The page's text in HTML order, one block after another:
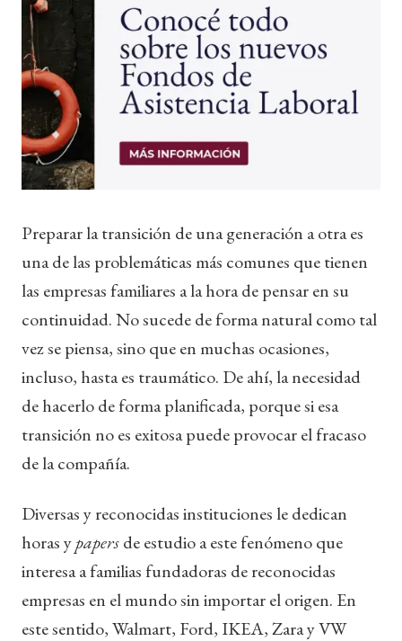
Preparar la transición de una generación a otra es
una de las problemáticas más comunes que tienen
las empresas familiares a la hora de pensar en su
continuidad. No sucede de forma natural como tal
vez se piensa, sino que en muchas ocasiones,
incluso, hasta es traumático. De ahí, la necesidad
de hacerlo de forma planificada, porque si esa
transición no es exitosa puede provocar el fracaso
de la compañía.
Diversas y reconocidas instituciones le dedican
horas ypapersde estudio a este fenómeno que
interesa a familias fundadoras de reconocidas
empresas en el mundo sin importar el origen. En
este sentido, Walmart, Ford, IKEA, Zara y VW